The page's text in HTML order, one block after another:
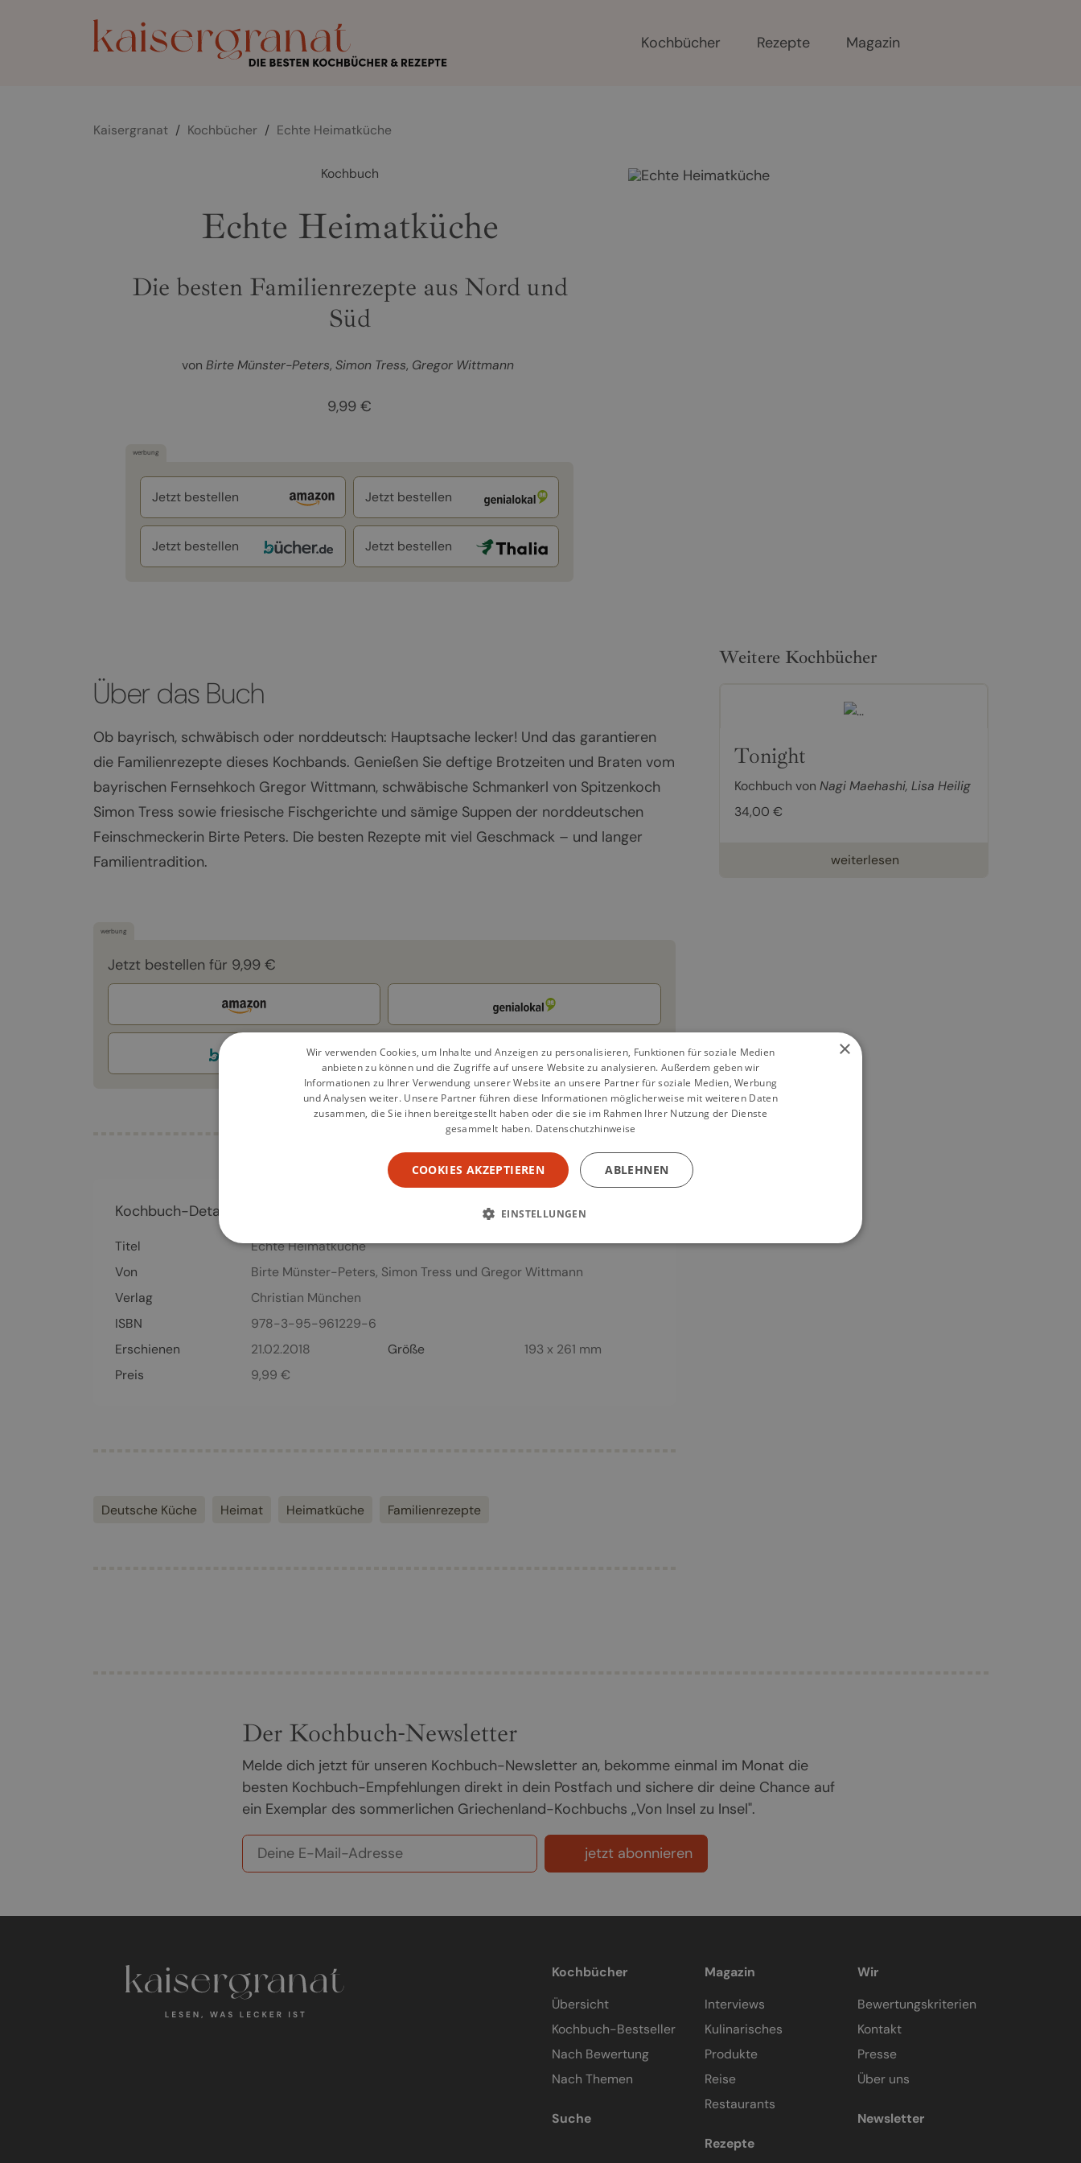
Kochbücher Rezepte Magazin
Kaisergranat / Kochbücher / Echte Heimatküche
Kochbuch
Echte Heimatküche
Die besten Familienrezepte aus Nord und
Süd
vonBirte Münster-Peters Simon Tress Gregor Wittmann
9,99 €
werbung
Jetzt bestellen Jetzt bestellen
Jetzt bestellen Jetzt bestellen
Über das Buch
Ob bayrisch, schwäbisch oder norddeutsch: Hauptsache lecker! Und das garantieren
die Familienrezepte dieses Kochbands. Genießen Sie deftige Brotzeiten und Braten vom
bayrischen Fernsehkoch Gregor Wittmann, schwäbische Schmankerl von Spitzenkoch
Simon Tress sowie friesische Fischgerichte und sämige Suppen der norddeutschen
Feinschmeckerin Birte Peters. Die besten Rezepte mit viel Geschmack – und langer
Familientradition.
werbung
Jetzt bestellen für 9,99 €
Kochbuch-Details
Titel
Echte Heimatküche
Von
Birte Münster-Peters, Simon Tress und Gregor Wittmann
Verlag
Christian München
ISBN
978-3-95-961229-6
Erschienen
21.02.2018 Größe
193 x 261 mm
Preis
9,99 €
Deutsche Küche Heimat Heimatküche Familienrezepte
Weitere Kochbücher
Tonight
Kochbuch von Nagi Maehashi, Lisa Heilig
34,00 €
weiterlesen
Der Kochbuch-Newsletter
Melde dich jetzt für unseren Kochbuch-Newsletter an, bekomme einmal im Monat die
besten Kochbuch-Empfehlungen direkt in dein Postfach und sichere dir deine Chance auf
ein Exemplar des sommerlichen Griechenland-Kochbuchs „Von Insel zu Insel".
jetzt abonnieren
Kochbücher
Übersicht
Kochbuch-Bestseller
Nach Bewertung
Nach Themen
Suche
Magazin
Interviews
Kulinarisches
Produkte
Reise
Restaurants
Rezepte
Wir
Bewertungskriterien
Kontakt
Presse
Über uns
Newsletter
×
Wir verwenden Cookies, um Inhalte und Anzeigen zu personalisieren, Funktionen für soziale Medien
anbieten zu können und die Zugriffe auf unsere Website zu analysieren. Außerdem geben wir
Informationen zu Ihrer Verwendung unserer Website an unsere Partner für soziale Medien, Werbung
und Analysen weiter. Unsere Partner führen diese Informationen möglicherweise mit weiteren Daten
zusammen, die Sie ihnen bereitgestellt haben oder die sie im Rahmen Ihrer Nutzung der Dienste
gesammelt haben. Datenschutzhinweise
COOKIES AKZEPTIEREN ABLEHNEN
EINSTELLUNGEN